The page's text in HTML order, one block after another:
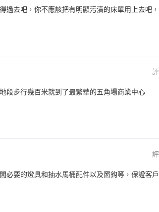
去吧，你不應該把有明顯污漬的床單用上去吧
段步行幾百米就到了最繁華的五角場商業中心
要的燈具和抽水馬桶配件以及窗鈎等，保證客